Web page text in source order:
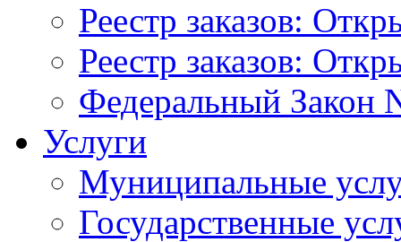
Реестр заказов:
Реестр заказов:
Федеральный Закон
Услуги
Муниципальные
Государственные